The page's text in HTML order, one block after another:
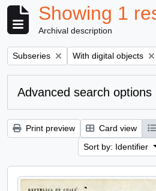
Showing 1
Archival description
Remove filter:
Subseries Remove filter:
With digital objects
Advanced search options
Print preview Card view
Sort by: Identifier